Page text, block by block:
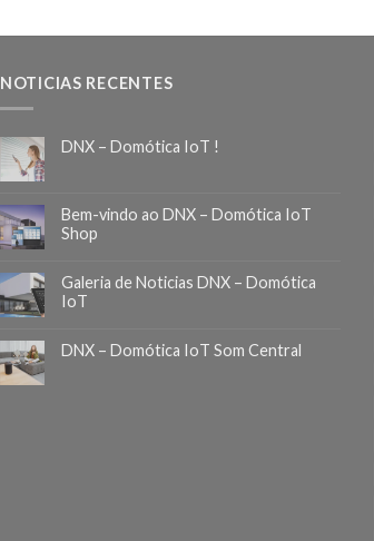
NOTICIAS RECENTES
DNX – Domótica IoT !
Bem-vindo ao DNX – Domótica IoT
Shop
Galeria de Noticias DNX – Domótica
IoT
DNX – Domótica IoT Som Central